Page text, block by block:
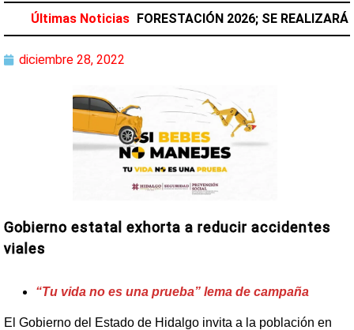
Últimas Noticias
NACIONAL DE REFORESTACIÓN 2026; SE REALIZARÁ EL
diciembre 28, 2022
Gobierno estatal exhorta a reducir accidentes
viales
“Tu vida no es una prueba” lema de campaña
El Gobierno del Estado de Hidalgo invita a la población en